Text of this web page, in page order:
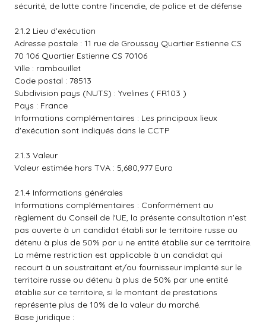
sécurité, de lutte contre l'incendie, de police et de défense
2.1.2 Lieu d'exécution
Adresse postale : 11 rue de Groussay Quartier Estienne CS
70 106 Quartier Estienne CS 70106
Ville : rambouillet
Code postal : 78513
Subdivision pays (NUTS) : Yvelines ( FR103 )
Pays : France
Informations complémentaires : Les principaux lieux
d'exécution sont indiqués dans le CCTP
2.1.3 Valeur
Valeur estimée hors TVA : 5,680,977 Euro
2.1.4 Informations générales
Informations complémentaires : Conformément au
règlement du Conseil de l'UE, la présente consultation n'est
pas ouverte à un candidat établi sur le territoire russe ou
détenu à plus de 50% par u ne entité établie sur ce territoire.
La même restriction est applicable à un candidat qui
recourt à un soustraitant et/ou fournisseur implanté sur le
territoire russe ou détenu à plus de 50% par une entité
établie sur ce territoire, si le montant de prestations
représente plus de 10% de la valeur du marché.
Base juridique :